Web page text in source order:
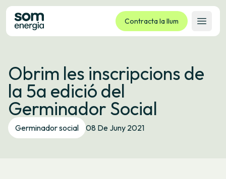
Contracta la llum
Obrir
Tarifes
Serveis
Empreses
La cooperativa
Contacte
Obrim les inscripcions de
la 5a edició del
Germinador Social
Germinador social 08 De Juny 2021